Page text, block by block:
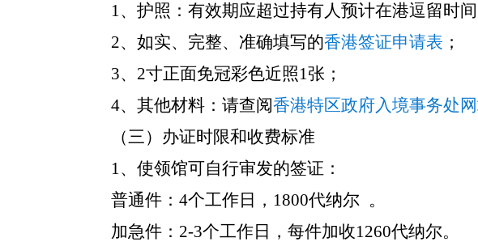
1、护照：有效期应超过持有人预计在港逗留时
2、如实、完整、准确填写的香港签证申请表 ；
3、2寸正面免冠彩色近照1张；
4、其他材料：请查阅香港特区政府入境事务处
（三）办证时限和收费标准
1、使领馆可自行审发的签证：
普通件：4个工作日，1800代纳尔 。
加急件：2-3个工作日，每件加收1260代纳尔